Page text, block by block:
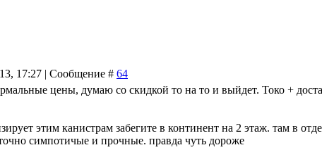
17:27 | Сообщение # 64
цены, думаю со скидкой то на то и выйдет. Токо +
этим канистрам забегите в континент на 2 этаж. там в
симпотичые и прочные. правда чуть дороже